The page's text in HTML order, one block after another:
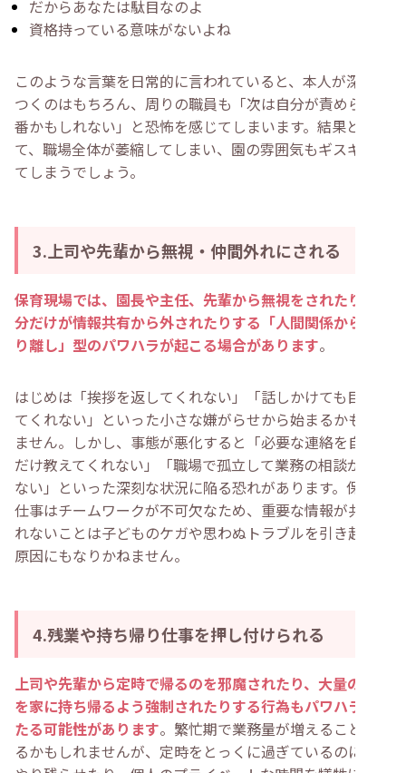
だからあなたは駄目なのよ
資格持っている意味がないよね
このような言葉を日常的に言われていると、本人が深く傷
つくのはもちろん、周りの職員も「次は自分が責められる
番かもしれない」と恐怖を感じてしまいます。結果とし
て、職場全体が萎縮してしまい、園の雰囲気もギスギスし
てしまうでしょう。
3.上司や先輩から無視・仲間外れにされる
保育現場では、園長や主任、先輩から無視をされたり、自
分だけが情報共有から外されたりする「人間関係からの切
り離し」型のパワハラが起こる場合があります。
はじめは「挨拶を返してくれない」「話しかけても目を見
てくれない」といった小さな嫌がらせから始まるかもしれ
ません。しかし、事態が悪化すると「必要な連絡を自分に
だけ教えてくれない」「職場で孤立して業務の相談ができ
ない」といった深刻な状況に陥る恐れがあります。保育の
仕事はチームワークが不可欠なため、重要な情報が共有さ
れないことは子どものケガや思わぬトラブルを引き起こす
原因にもなりかねません。
4.残業や持ち帰り仕事を押し付けられる
上司や先輩から定時で帰るのを邪魔されたり、大量の仕事
を家に持ち帰るよう強制されたりする行為もパワハラにあ
たる可能性があります。繁忙期で業務量が増えることもあ
るかもしれませんが、定時をとっくに過ぎているのに無理